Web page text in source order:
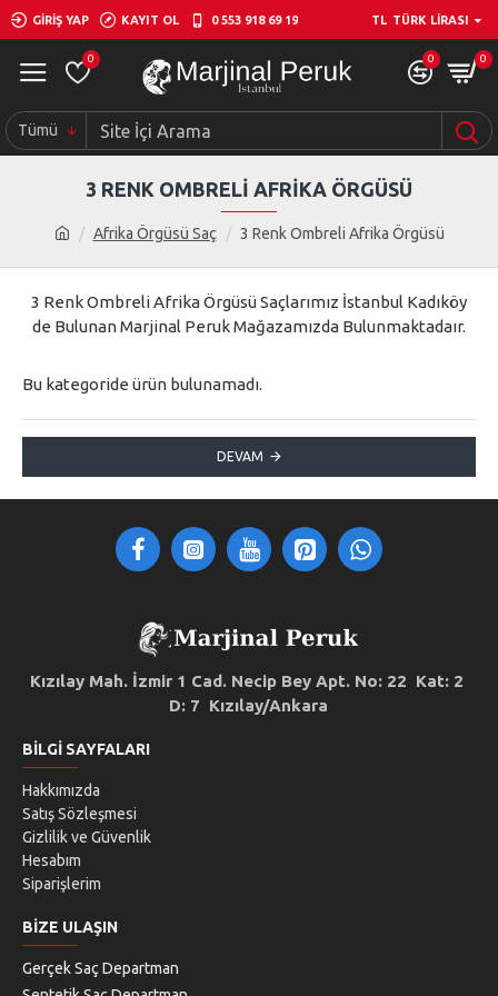
GIRIŞ YAP KAYIT OL 0 553 918 69 19 TL TÜRK LIRASI
0 0 0
Tümü
Afrika Örgüsü Saç 3 Renk Ombreli Afrika Örgüsü
3 RENK OMBRELI AFRIKA ÖRGÜSÜ
3 Renk Ombreli Afrika Örgüsü Saçlarımız İstanbul Kadıköy
de Bulunan Marjinal Peruk Mağazamızda Bulunmaktadaır.
Bu kategoride ürün bulunamadı.
DEVAM
Kızılay Mah. İzmir 1 Cad. Necip Bey Apt. No: 22 Kat: 2
D: 7 Kızılay/Ankara
BILGI SAYFALARI
Hakkımızda
Satış Sözleşmesi
Gizlilik ve Güvenlik
Hesabım
Siparişlerim
BIZE ULAŞIN
Gerçek Saç Departman